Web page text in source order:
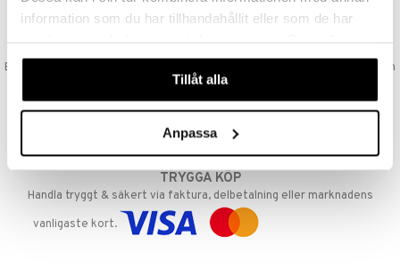
information som du har tillhandahållit eller som de har
våra cookies vid fortsatt användande av vår webbplats.
Tillåt alla
Anpassa
Vi erbjuder fri frakt från 350 kr. Vår gräns för fraktfri leverans bestäms
utifån vilken avdelning du handlar från. Läs mer här »
Beställningar lagda före 14:00 (gäller varor i lager) skickas normalt ut från
oss samma dag.
GODKÄND AV LÄKEMEDELSVERKET
EU-logotypen är symbolen som visar att vi är godkända av
TRYGGA KÖP
Handla tryggt & säkert via faktura, delbetalning eller marknadens
vanligaste kort.